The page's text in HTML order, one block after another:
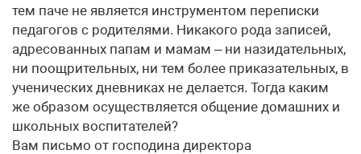
тем паче не является инструментом переписки
педагогов с родителями. Никакого рода записей,
адресованных папам и мамам – ни назидательных,
ни поощрительных, ни тем более приказательных, в
ученических дневниках не делается. Тогда каким
же образом осуществляется общение домашних и
школьных воспитателей?
Вам письмо от господина директора